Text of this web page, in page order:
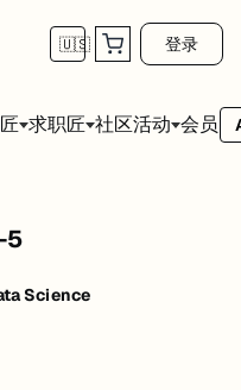
🇺🇸 登录
求职匠 社区活动 会员
GLM
5
Science